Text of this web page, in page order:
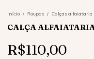
Início / Roupas / Calças alfaiataria
CALÇA
R$110,00